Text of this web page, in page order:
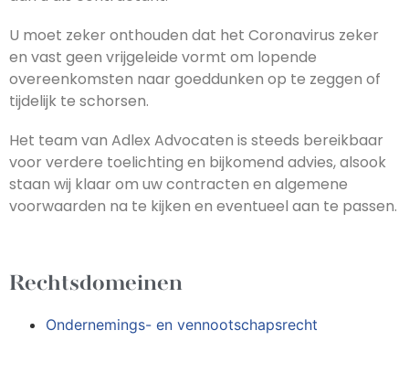
U moet zeker onthouden dat het Coronavirus zeker
en vast geen vrijgeleide vormt om lopende
overeenkomsten naar goeddunken op te zeggen of
tijdelijk te schorsen.
Het team van Adlex Advocaten is steeds bereikbaar
voor verdere toelichting en bijkomend advies, alsook
staan wij klaar om uw contracten en algemene
voorwaarden na te kijken en eventueel aan te passen.
Rechtsdomeinen
Ondernemings- en vennootschapsrecht